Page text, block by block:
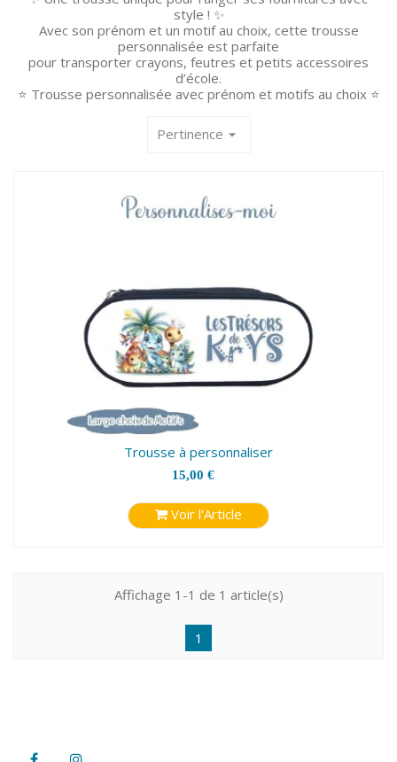
style ! ✨
Avec son prénom et un motif au choix, cette trousse
personnalisée est parfaite
pour transporter crayons, feutres et petits accessoires
d’école.
⭐ Trousse personnalisée avec prénom et motifs au choix ⭐
Pertinence arrow_drop_down
Trousse à personnaliser
15,00 €
Voir l'Article
Affichage 1-1 de 1 article(s)
1